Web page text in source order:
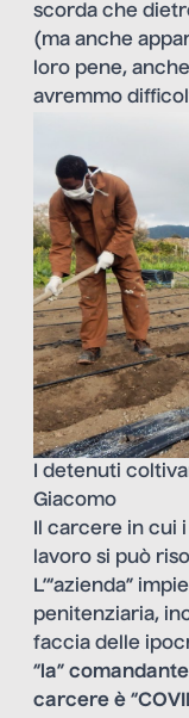
scorda che
(ma anche
loro pene,
avremmo
I detenuti
Giacomo
Il carcere in cui
lavoro si può
L’“azienda”
penitenziaria,
faccia delle
“ la” comandante
carcere è “